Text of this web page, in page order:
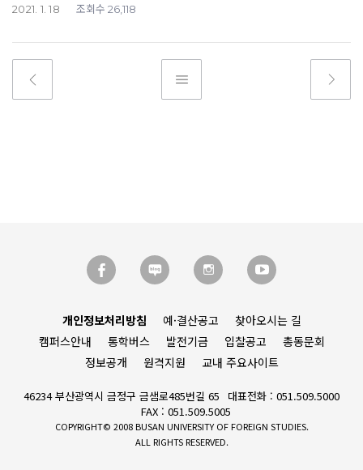
2021. 1. 18 조회수 26,118
개인정보처리방침 예·결산공고
찾아오시는 길
캠퍼스안내
통학버스 발전기금 입찰공고
총동문회
정보공개
원격지원 교내 주요사이트
46234 부산광역시 금정구 금샘로485번길 65
대표전화 : 051.509.5000
FAX : 051.509.5005
COPYRIGHT© 2008 BUSAN UNIVERSITY OF FOREIGN STUDIES.
ALL RIGHTS RESERVED.